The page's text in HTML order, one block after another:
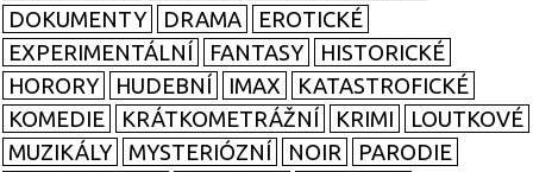
DOKUMENTY
DRAMA
EROTICKÉ
EXPERIMENTÁLNÍ
FANTASY
HISTORICKÉ
HORORY
HUDEBNÍ IMAX
KATASTROFICKÉ
KOMEDIE
KRÁTKOMETRÁŽNÍ KRIMI
LOUTKOVÉ
MUZIKÁLY
MYSTERIÓZNÍ NOIR
PARODIE